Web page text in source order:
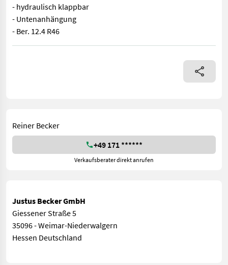
- hydraulisch klappbar
- Untenanhängung
- Ber. 12.4 R46
Angeboten wird eine Tecnoma 3000l Spritze. Bereifung: 12.4
Reiner Becker
+49 171 ******
Verkaufsberater direkt anrufen
Justus Becker GmbH
Giessener Straße 5
35096 - Weimar-Niederwalgern
Hessen Deutschland